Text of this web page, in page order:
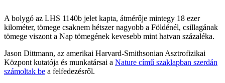
A bolygó az LHS 1140b jelet kapta, átmérője mintegy 18 ezer
kilométer, tömege csaknem hétszer nagyobb a Földénél, csillagának
tömege viszont a Nap tömegének kevesebb mint hatvan százaléka.
Jason Dittmann, az amerikai Harvard-Smithsonian Asztrofizikai
Központ kutatója és munkatársai a Nature című szaklapban szerdán
számoltak be a felfedezésről.